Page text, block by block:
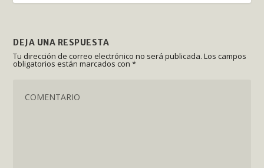
DEJA UNA RESPUESTA
Tu dirección de correo electrónico no será publicada. Los campos
obligatorios están marcados con*